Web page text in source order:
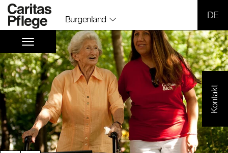
Burgenland
Kontakt